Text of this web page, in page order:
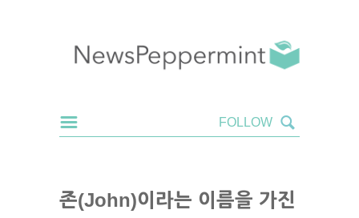
존(John)이라는 이름을 가진